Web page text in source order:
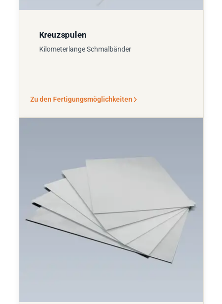
Kreuzspulen
Kilometerlange Schmalbänder
Zu den Fertigungsmöglichkeiten